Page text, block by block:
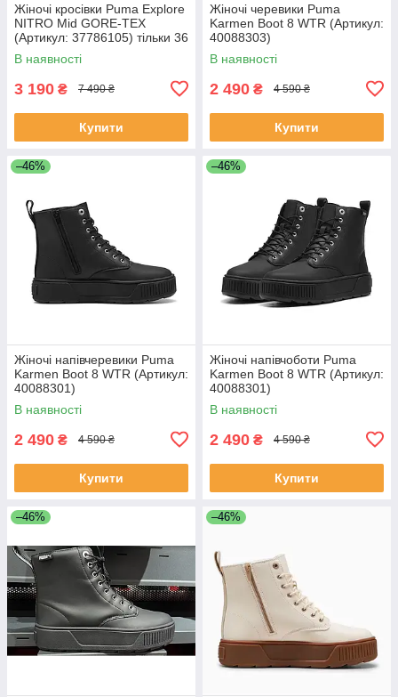
Жіночі кросівки Puma Explore
NITRO Mid GORE-TEX
(Артикул: 37786105) тільки 36
р
В наявності
3 190 ₴ 7 490 ₴
Купити
Жіночі черевики Puma
Karmen Boot 8 WTR (Артикул:
40088303)
В наявності
2 490 ₴ 4 590 ₴
Купити
–46%
Жіночі напівчеревики Puma
Karmen Boot 8 WTR (Артикул:
40088301)
В наявності
2 490 ₴ 4 590 ₴
Купити
–46%
Жіночі напівчоботи Puma
Karmen Boot 8 WTR (Артикул:
40088301)
В наявності
2 490 ₴ 4 590 ₴
Купити
–46% –46%